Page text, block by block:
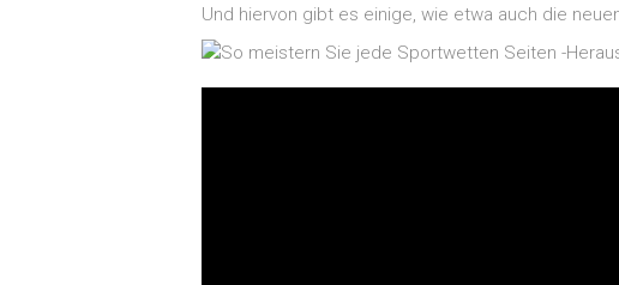
Und hiervon gibt es einige, wie etwa auch die